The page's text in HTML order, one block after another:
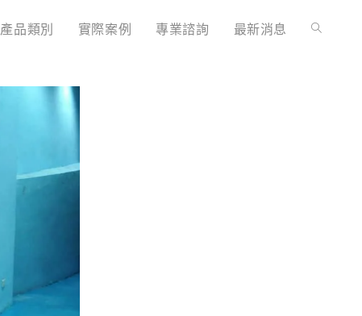
產品類別 實際案例 專業諮詢 最新消息